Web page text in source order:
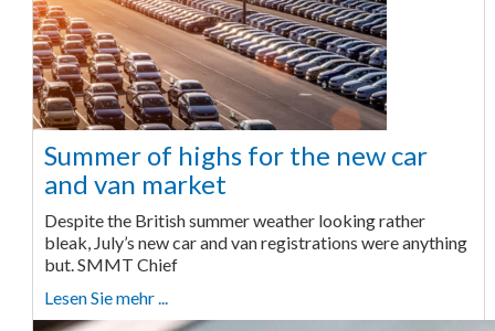
Summer of highs for the new car
and van market
Despite the British summer weather looking rather
bleak, July’s new car and van registrations were anything
but. SMMT Chief
Lesen Sie mehr ...